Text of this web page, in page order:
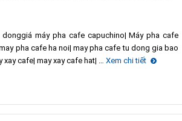
máy pha cafe capuchino| Máy pha cafe
pha cafe ha noi| may pha cafe tu dong gia bao
xay cafe| may xay cafe hat| … Xem chi tiết